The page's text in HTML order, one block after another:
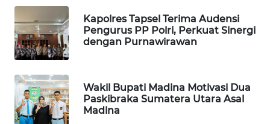
Kapolres Tapsel Terima Audensi
Pengurus PP Polri, Perkuat Sinergi
dengan Purnawirawan
Wakil Bupati Madina Motivasi Dua
Paskibraka Sumatera Utara Asal
Madina
KOPEKLIN
PORTAL
FORWAMKI